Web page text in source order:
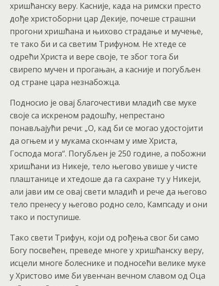
хришћанску веру. Касније, када на римски престо
дође христоборни цар Декије, почеше страшни
прогони хришћана и њихово страдање и мучење,
те тако би и са светим Трифуном. Не хтеде се
одрећи Христа и вере своје, те због тога би
свирепо мучен и прогањан, а касније и погубљен
од стране цара незнабожца.
Подносио је овај благочестиви младић све муке
своје са искреном радошћу, непрестано
понављајући речи: „О, кад би се могао удостојити
да огњем и у мукама скончам у име Христа,
Господа мога“. Погубљен је 250 године, а побожни
хришћани из Никеје, тело његово увише у чисте
плаштанице и хтедоше да га сахране ту у Никеји,
али јави им се овај свети младић и рече да његово
тело пренесу у његово родно село, Кампсаду и они
тако и поступише.
Тако свети Трифун, који од рођења свог би само
Богу посвећен, преведе многе у хришћанску веру,
исцели многе болеснике и подносећи велике муке
у Христово име би увенчан вечном славом од Оца